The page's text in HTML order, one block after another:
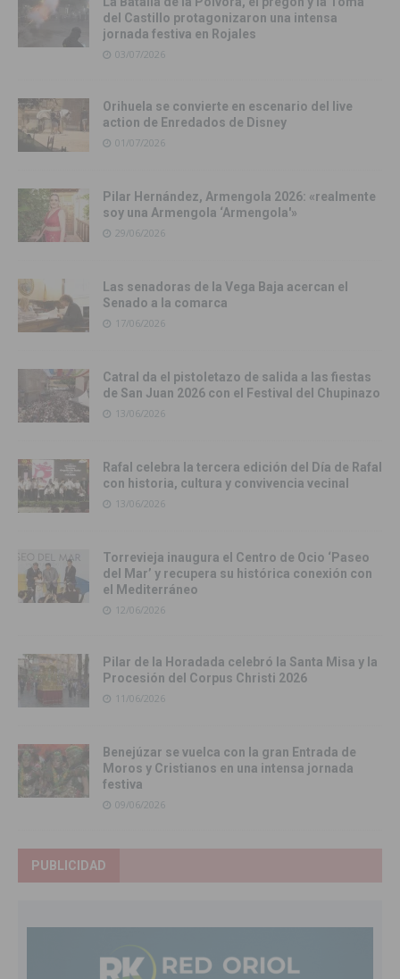
del Castillo protagonizaron una intensa
jornada festiva en Rojales
03/07/2026
Orihuela se convierte en escenario del live
action de Enredados de Disney
01/07/2026
Pilar Hernández, Armengola 2026: «realmente
soy una Armengola ‘Armengola'»
29/06/2026
Las senadoras de la Vega Baja acercan el
Senado a la comarca
17/06/2026
Catral da el pistoletazo de salida a las fiestas
de San Juan 2026 con el Festival del Chupinazo
13/06/2026
Rafal celebra la tercera edición del Día de Rafal
con historia, cultura y convivencia vecinal
13/06/2026
Torrevieja inaugura el Centro de Ocio ‘Paseo
del Mar’ y recupera su histórica conexión con
el Mediterráneo
12/06/2026
Pilar de la Horadada celebró la Santa Misa y la
Procesión del Corpus Christi 2026
11/06/2026
Benejúzar se vuelca con la gran Entrada de
Moros y Cristianos en una intensa jornada
festiva
09/06/2026
PUBLICIDAD